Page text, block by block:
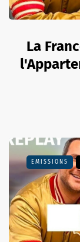
La
EMISSIONS